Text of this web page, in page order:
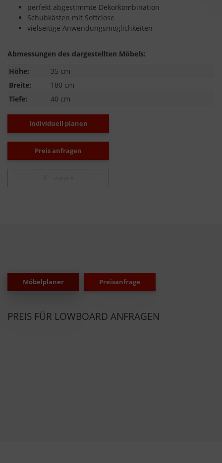
perfekt abgestimmte Dekorkombination
Schubkästen mit Softclose
vielseitige Anwendungsmöglichkeiten
Abmessungen des dargestellten Möbels:
Höhe:
35 cm
Breite:
180 cm
Tiefe:
40 cm
Individuell planen
Preis anfragen
Möbelplaner Preisanfrage
PREIS FÜR LOWBOARD ANFRAGEN